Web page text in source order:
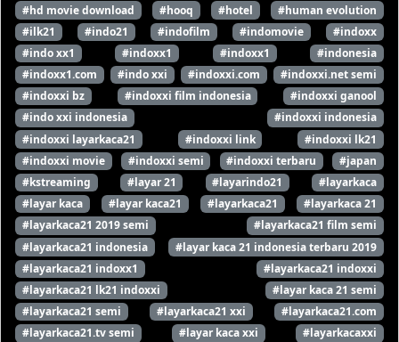
#hd movie download
#hooq #hotel
#human evolution
#ilk21
#indo21 #indofilm #indomovie
#indoxx
#indo xx1
#indoxx1 #indoxx1
#indonesia
#indoxx1.com
#indo xxi #indoxxi.com
#indoxxi.net semi
#indoxxi bz
#indoxxi film indonesia
#indoxxi ganool
#indo xxi indonesia
#indoxxi indonesia
#indoxxi layarkaca21
#indoxxi link
#indoxxi lk21
#indoxxi movie
#indoxxi semi #indoxxi terbaru
#japan
#kstreaming
#layar 21 #layarindo21
#layarkaca
#layar kaca
#layar kaca21 #layarkaca21
#layarkaca 21
#layarkaca21 2019 semi
#layarkaca21 film semi
#layarkaca21 indonesia
#layar kaca 21 indonesia terbaru 2019
#layarkaca21 indoxx1
#layarkaca21 indoxxi
#layarkaca21 lk21 indoxxi
#layar kaca 21 semi
#layarkaca21 semi
#layarkaca21 xxi
#layarkaca21.com
#layarkaca21.tv semi
#layar kaca xxi
#layarkacaxxi